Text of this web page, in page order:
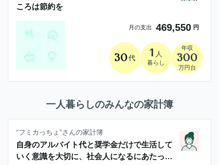
ころは節約を
月の支出 469,550 円
30代 1 人
暮らし
年収
300
万円台
一人暮らしのみんなの家計簿
“フミカっちょ ”さんの家計簿
自身のアルバイト代と奨学金だけで生活して
いく意識を大切に、社会人になるにあたって